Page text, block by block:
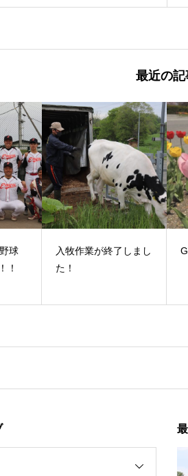
最近の記
球
！
入牧作業が終了しまし
た！